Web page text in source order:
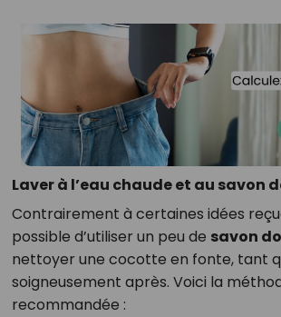
Laver à l’eau chaude et au savon
Contrairement à certaines idées
possible d’utiliser un peu de savon
nettoyer une cocotte en fonte, tant
soigneusement après. Voici la
recommandée :